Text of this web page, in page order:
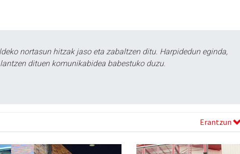
nortasun hitzak jaso eta zabaltzen ditu. Harpidedun eginda,
dituen komunikabidea babestuko duzu.
Erantzun